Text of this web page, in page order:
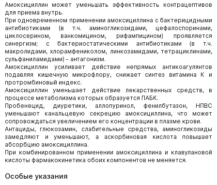
Амоксициллин может уменьшать эффективность контрацептивов
для приема внутрь.
При одновременном применении амоксициллина с бактерицидными
антибиотиками (в т.ч. аминогликозидами, цефалоспоринами,
циклосерином, ванкомицином, рифампицином) проявляется
синергизм; с бактериостатическими антибиотиками (в т.ч.
макролидами, хлорамфениколом, линкозамидами, тетрациклинами,
сульфаниламидами) - антагонизм.
Амоксициллин усиливает действие непрямых антикоагулянтов
подавляя кишечную микрофлору, снижает синтез витамина К и
протромбиновый индекс.
Амоксициллин уменьшает действие лекарственных средств, в
процессе метаболизма которых образуется ПАБК.
Пробенецид, диуретики, аллопуринол, фенилбутазон, НПВС
уменьшают канальцевую секрецию амоксициллина, что может
сопровождаться увеличением его концентрации в плазме крови.
Антациды, глюкозамин, слабительные средства, аминогликозиды
замедляют и уменьшают, а аскорбиновая кислота повышает
абсорбцию амоксициллина.
При комбинированном применении амоксициллина и клавулановой
кислоты фармакокинетика обоих компонентов не меняется.
Особые указания